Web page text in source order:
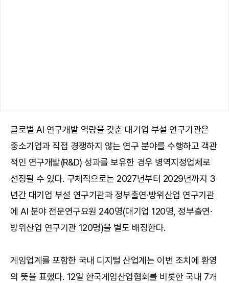
글로벌 AI 연구개발 역량을 갖춘 대기업 부설 연구기관은
중소기업과 직접 경쟁하지 않는 연구 분야를 수행하고 객관
적인 연구개발(R&D) 성과를 보유한 경우 병역지정업체로
선정될 수 있다. 구체적으로는 2027년부터 2029년까지 3
년간 대기업 부설 연구기관과 정부출연·방위산업 연구기관
에 AI 분야 전문연구요원 240명(대기업 120명, 정부출연·
방위산업 연구기관 120명)을 별도 배정한다.
게임업계를 포함한 국내 디지털 산업계는 이번 조치에 환영
의 뜻을 표했다. 12일 한국게임산업협회를 비롯한 국내 7개